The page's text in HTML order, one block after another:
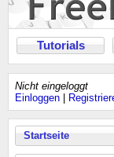
Tutorials
Nicht eingeloggt
Einloggen
Startseite